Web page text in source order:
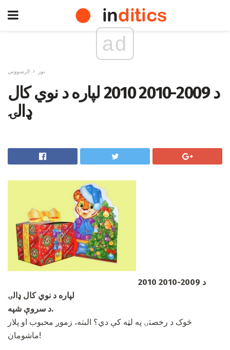
ad
نور لارښوونې
د 2009-2010 2010 لپاره د نوي کال
ډالۍ
د 2009-2010 2010
لپاره د نوي کال ډالۍ
د سروې شپه.
څوک د رخصتۍ په لټه کې دي؟ البته، زموږ محبوب او پلار
ماشومان!